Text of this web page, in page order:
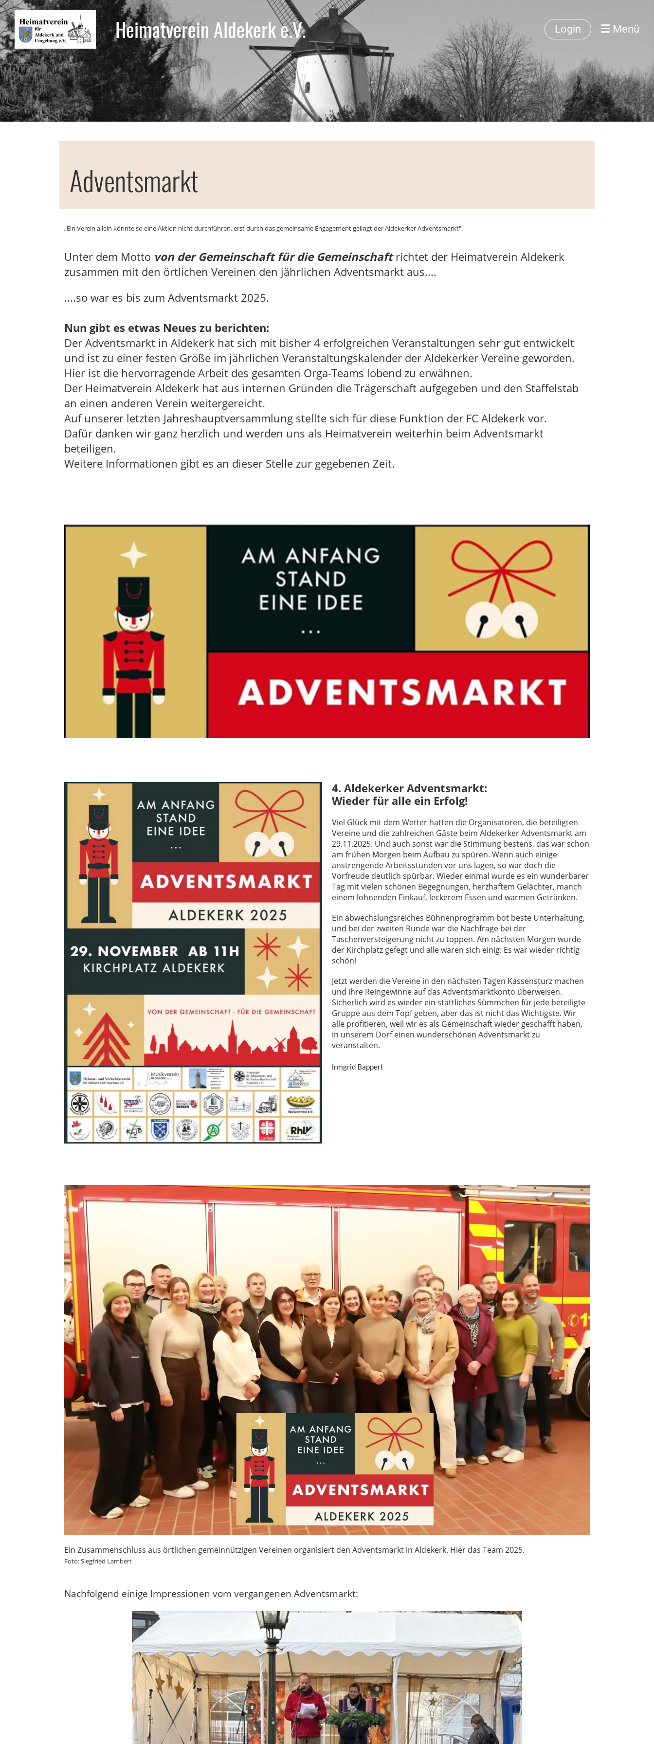
Heimatverein Aldekerk e.V. Login Menü
Adventsmarkt
„Ein Verein allein könnte so eine Aktion nicht durchführen, erst durch das gemeinsame Engagement gelingt der Aldekerker Adventsmarkt".
Unter dem Motto von der Gemeinschaft für die Gemeinschaftrichtet der Heimatverein Aldekerk
zusammen mit den örtlichen Vereinen den jährlichen Adventsmarkt aus....
....so war es bis zum Adventsmarkt 2025.
Nun gibt es etwas Neues zu berichten:
Der Adventsmarkt in Aldekerk hat sich mit bisher 4 erfolgreichen Veranstaltungen sehr gut entwickelt
und ist zu einer festen Größe im jährlichen Veranstaltungskalender der Aldekerker Vereine geworden.
Hier ist die hervorragende Arbeit des gesamten Orga-Teams lobend zu erwähnen.
Der Heimatverein Aldekerk hat aus internen Gründen die Trägerschaft aufgegeben und den Staffelstab
an einen anderen Verein weitergereicht.
Auf unserer letzten Jahreshauptversammlung stellte sich für diese Funktion der FC Aldekerk vor.
Dafür danken wir ganz herzlich und werden uns als Heimatverein weiterhin beim Adventsmarkt
beteiligen.
Weitere Informationen gibt es an dieser Stelle zur gegebenen Zeit.
4. Aldekerker Adventsmarkt:
Wieder für alle ein Erfolg!
Viel Glück mit dem Wetter hatten die Organisatoren, die beteiligten
Vereine und die zahlreichen Gäste beim Aldekerker Adventsmarkt am
29.11.2025. Und auch sonst war die Stimmung bestens, das war schon
am frühen Morgen beim Aufbau zu spüren. Wenn auch einige
anstrengende Arbeitsstunden vor uns lagen, so war doch die
Vorfreude deutlich spürbar. Wieder einmal wurde es ein wunderbarer
Tag mit vielen schönen Begegnungen, herzhaftem Gelächter, manch
einem lohnenden Einkauf, leckerem Essen und warmen Getränken.
Ein abwechslungsreiches Bühnenprogramm bot beste Unterhaltung,
und bei der zweiten Runde war die Nachfrage bei der
Taschenversteigerung nicht zu toppen. Am nächsten Morgen wurde
der Kirchplatz gefegt und alle waren sich einig: Es war wieder richtig
schön!
Jetzt werden die Vereine in den nächsten Tagen Kassensturz machen
und ihre Reingewinne auf das Adventsmarktkonto überweisen.
Sicherlich wird es wieder ein stattliches Sümmchen für jede beteiligte
Gruppe aus dem Topf geben, aber das ist nicht das Wichtigste. Wir
alle profitieren, weil wir es als Gemeinschaft wieder geschafft haben,
in unserem Dorf einen wunderschönen Adventsmarkt zu
veranstalten.
Irmgrid Bappert
Ein Zusammenschluss aus örtlichen gemeinnützigen Vereinen organisiert den Adventsmarkt in Aldekerk. Hier das Team 2025.
Foto: Siegfried Lambert
Nachfolgend einige Impressionen vom vergangenen Adventsmarkt: